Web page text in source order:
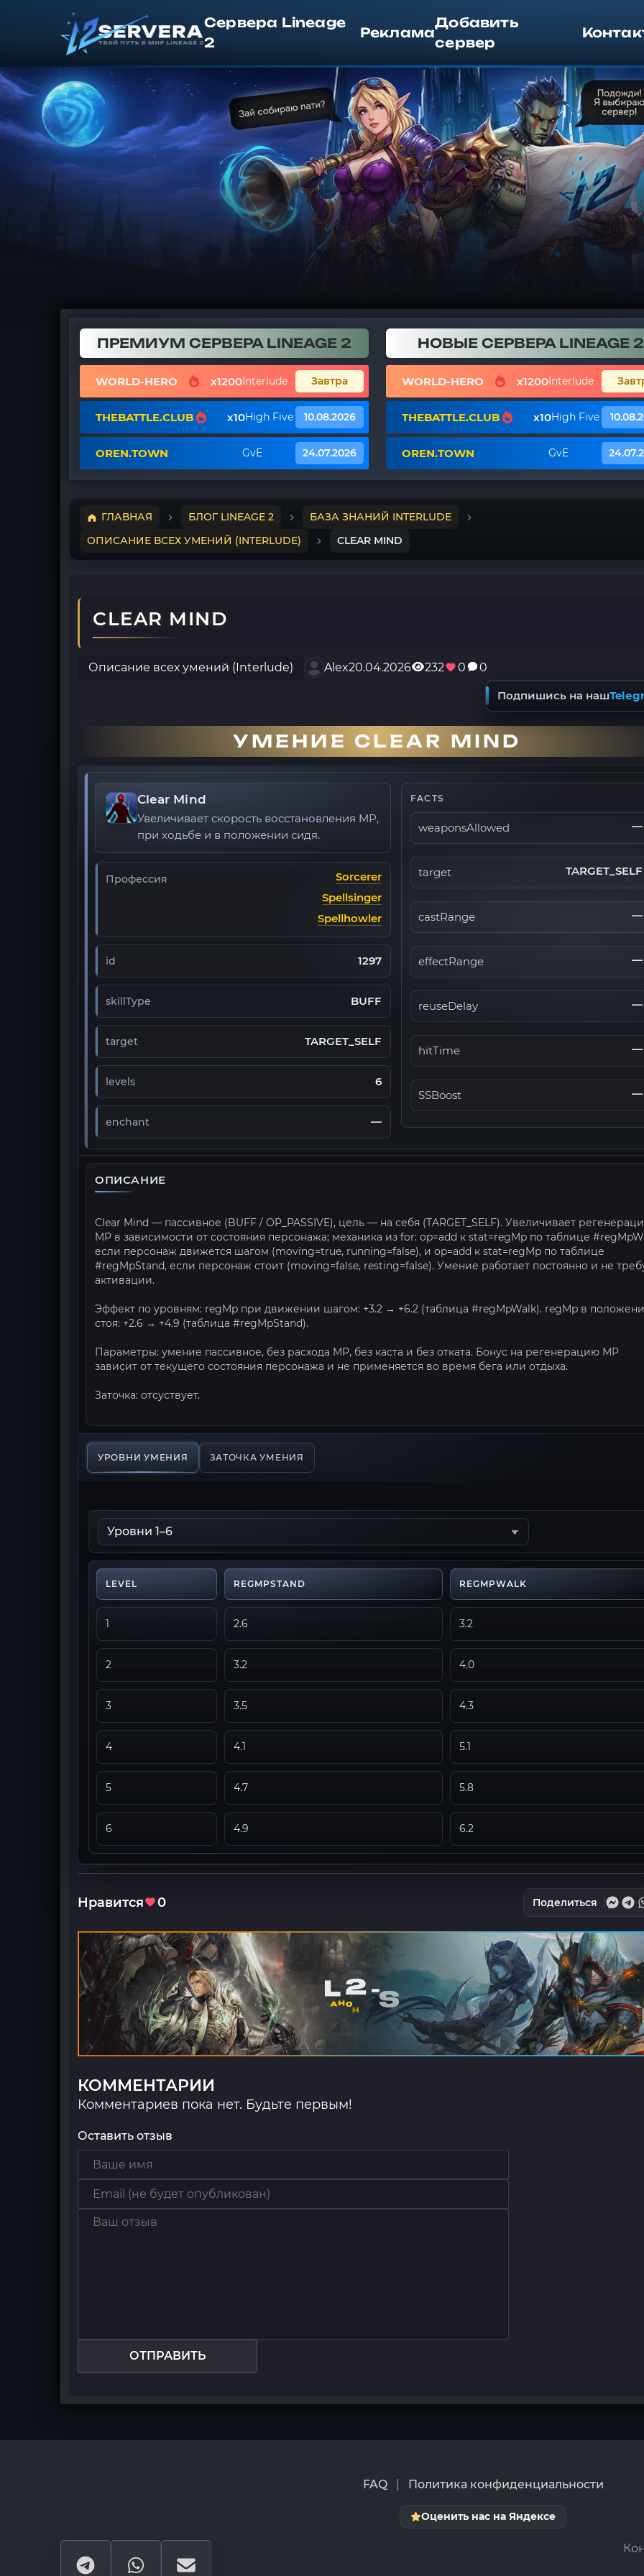
Сервера Lineage
2
Реклама
Добавить
сервер
ПРЕМИУМ СЕРВЕРА LINEAGE 2
WORLD-HERO x1200Interlude Завтра
THEBATTLE.CLUB x10High Five 10.08.2026
OREN.TOWN GvE 24.07.2026
НОВЫЕ СЕРВЕРА LINEAGE 2
WORLD-HERO x1200Interlude
THEBATTLE.CLUB x10High Five
OREN.TOWN GvE
ГЛАВНАЯ БЛОГ LINEAGE 2
БАЗА ЗНАНИЙ INTERLUDE
ОПИСАНИЕ ВСЕХ УМЕНИЙ (INTERLUDE)
CLEAR MIND
CLEAR MIND
Описание всех умений (Interlude) Alex20.04.2026 232 0 0
Подпишись на наш
УМЕНИЕ CLEAR MIND
Clear Mind
Увеличивает скорость восстановления MP,
при ходьбе и в положении сидя.
Профессия
Sorcerer
Spellsinger
Spellhowler
id 1297
skillType BUFF
target TARGET_SELF
levels 6
enchant —
FACTS
weaponsAllowed —
target TARGET_SELF
castRange —
effectRange —
reuseDelay —
hitTime —
SSBoost —
ОПИСАНИЕ
Clear Mind — пассивное (BUFF / OP_PASSIVE), цель — на себя (TARGET_SELF). Увеличивает
MP в зависимости от состояния персонажа; механика из for: op=add к stat=regMp по таблице
если персонаж движется шагом (moving=true, running=false), и op=add к stat=regMp по таблице
#regMpStand, если персонаж стоит (moving=false, resting=false). Умение работает постоянно и не
активации.
Эффект по уровням: regMp при движении шагом: +3.2 → +6.2 (таблица #regMpWalk). regMp в
стоя: +2.6 → +4.9 (таблица #regMpStand).
Параметры: умение пассивное, без расхода MP, без каста и без отката. Бонус на регенерацию MP
зависит от текущего состояния персонажа и не применяется во время бега или отдыха.
Заточка: отсуствует.
УРОВНИ УМЕНИЯ ЗАТОЧКА УМЕНИЯ
LEVEL REGMPSTAND REGMPWALK
1 2.6 3.2
2 3.2 4.0
3 3.5 4.3
4 4.1 5.1
5 4.7 5.8
6 4.9 6.2
Нравится 0 Поделиться
КОММЕНТАРИИ
Комментариев пока нет. Будьте первым!
Оставить отзыв
ОТПРАВИТЬ
FAQ Политика конфиденциальности
Оценить нас на Яндексе